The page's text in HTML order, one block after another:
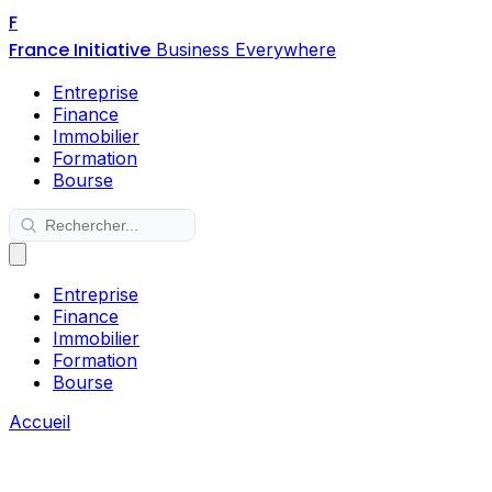
F
France Initiative Business Everywhere
Entreprise
Finance
Immobilier
Formation
Bourse
Entreprise
Finance
Immobilier
Formation
Bourse
Accueil